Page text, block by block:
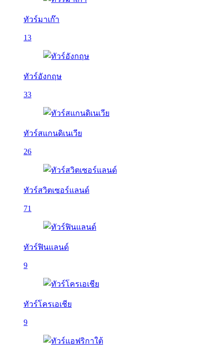
ทัวร์มาเก๊า
13
ทัวร์อังกฤษ
33
ทัวร์สแกนดิเนเวีย
26
ทัวร์สวิตเซอร์แลนด์
71
ทัวร์ฟินแลนด์
9
ทัวร์โครเอเชีย
9